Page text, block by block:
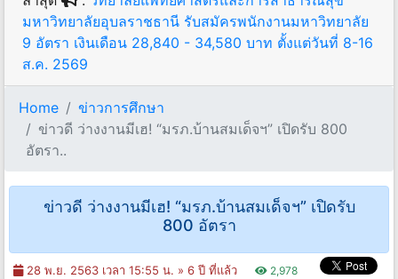
มหาวิทยาลัยอุบลราชธานี รับสมัครพนักงานมหาวิทยาลัย
9 อัตรา เงินเดือน 28,840 - 34,580 บาท ตั้งแต่วันที่ 8-16
ส.ค. 2569
Home
ข่าวการศึกษา
ข่าวดี ว่างงานมีเฮ! “มรภ.บ้านสมเด็จฯ” เปิดรับ 800
อัตรา..
ข่าวดี ว่างงานมีเฮ! “มรภ.บ้านสมเด็จฯ” เปิดรับ
800 อัตรา
28 พ.ย. 2563 เวลา 15:55 น. » 6 ปี ที่แล้ว 2,978